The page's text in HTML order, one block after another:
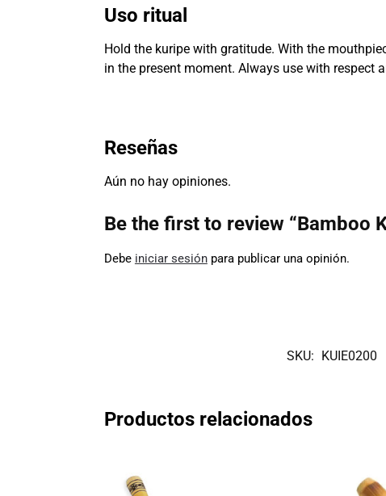
Uso ritual
Hold the kuripe with gratitude. With the
in the present moment. Always use with respect
Reseñas
Aún no hay opiniones.
Be the first to review “Bamboo
Debe iniciar sesiónpara publicar una opinión.
SKU: KUIE0200
Productos relacionados